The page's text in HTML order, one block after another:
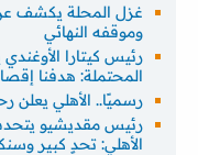
غزل المحلة يكشف
وموقفه النهائي
رئيس كيتارا
المحتملة: هدفنا
رسميًا.. الأهلي يعلن
رئيس مقديشيو
الأهلي: تحدٍ كبير